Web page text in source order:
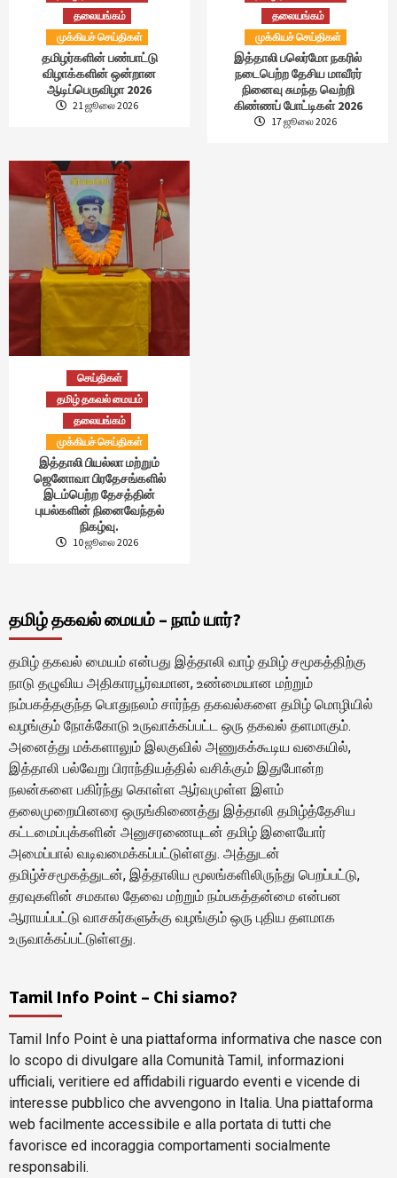
தலையங்கம்
முக்கியச் செய்திகள்
தமிழர்களின் பண்பாட்டு
விழாக்களின் ஒன்றான
ஆடிப்பெருவிழா 2026
21 ஜூலை 2026
தலையங்கம்
முக்கியச் செய்திகள்
இத்தாலி பலெர்மோ நகரில்
நடைபெற்ற தேசிய மாவீரர்
நினைவு சுமந்த வெற்றி
கிண்ணப் போட்டிகள் 2026
17 ஜூலை 2026
செய்திகள்
தமிழ் தகவல் மையம்
தலையங்கம்
முக்கியச் செய்திகள்
இத்தாலி பியல்லா மற்றும்
ஜெனோவா பிரதேசங்களில்
இடம்பெற்ற தேசத்தின்
புயல்களின் நினைவேந்தல்
நிகழ்வு.
10 ஜூலை 2026
தமிழ் தகவல் மையம் – நாம் யார்?
தமிழ் தகவல் மையம் என்பது இத்தாலி வாழ் தமிழ் சமூகத்திற்கு
நாடு தழுவிய அதிகாரபூர்வமான, உண்மையான மற்றும்
நம்பகத்தகுந்த பொதுநலம் சார்ந்த தகவல்களை தமிழ் மொழியில்
வழங்கும் நோக்கோடு உருவாக்கப்பட்ட ஒரு தகவல் தளமாகும்.
அனைத்து மக்களாலும் இலகுவில் அணுகக்கூடிய வகையில்,
இத்தாலி பல்வேறு பிராந்தியத்தில் வசிக்கும் இதுபோன்ற
நலன்களை பகிர்ந்து கொள்ள ஆர்வமுள்ள இளம்
தலைமுறையினரை ஒருங்கிணைத்து இத்தாலி தமிழ்த்தேசிய
கட்டமைப்புக்களின் அனுசரணையுடன் தமிழ் இளையோர்
அமைப்பால் வடிவமைக்கப்பட்டுள்ளது. அத்துடன்
தமிழ்ச்சமூகத்துடன், இத்தாலிய மூலங்களிலிருந்து பெறப்பட்டு,
தரவுகளின் சமகால தேவை மற்றும் நம்பகத்தன்மை என்பன
ஆராயப்பட்டு வாசகர்களுக்கு வழங்கும் ஒரு புதிய தளமாக
உருவாக்கப்பட்டுள்ளது.
Tamil Info Point – Chi siamo?
Tamil Info Point è una piattaforma informativa che nasce con
lo scopo di divulgare alla Comunità Tamil, informazioni
ufficiali, veritiere ed affidabili riguardo eventi e vicende di
interesse pubblico che avvengono in Italia. Una piattaforma
web facilmente accessibile e alla portata di tutti che
favorisce ed incoraggia comportamenti socialmente
responsabili.